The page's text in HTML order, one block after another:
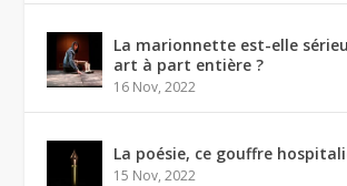
La marionnette est-elle
art à part entière ?
16 Nov, 2022
La poésie, ce gouffre
15 Nov, 2022